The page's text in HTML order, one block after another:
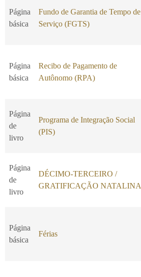
Página
básica
Fundo de Garantia de Tempo de
Serviço (FGTS)
Página
básica
Recibo de Pagamento de
Autônomo (RPA)
Página
de
livro
Programa de Integração Social
(PIS)
Página
de
livro
DÉCIMO-TERCEIRO /
GRATIFICAÇÃO NATALINA
Página
básica
Férias